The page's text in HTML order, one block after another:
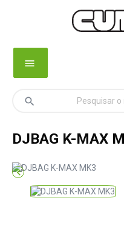
menu
search
DJBAG K-MAX
